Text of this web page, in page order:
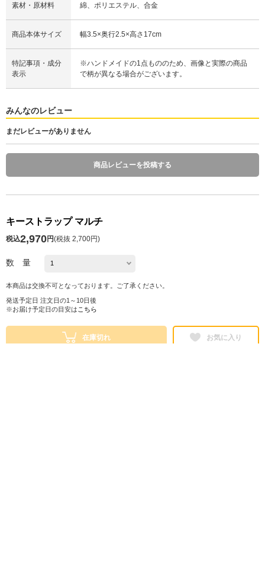
素材・原材料 綿、ポリエステル、合金
商品本体サイズ 幅3.5×奥行2.5×高さ17cm
特記事項・成分
表示
※ハンドメイドの1点もののため、画像と実際の商品
で柄が異なる場合がございます。
みんなのレビュー
まだレビューがありません
商品レビューを投稿する
キーストラップ マルチ
税込2,970円(税抜 2,700円)
数 量
本商品は交換不可となっております。ご了承ください。
発送予定日 注文日の1～10日後
※お届け予定日の目安は こちら
在庫切れ お気に入り